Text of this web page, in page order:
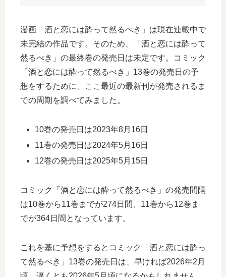
漫画「酒と恋には酔って然るべき」は現在連載中で
未完結の作品です。そのため、「酒と恋には酔って
然るべき」の最終巻の発売日は未定です。コミック
「酒と恋には酔って然るべき」13巻の発売日の予
想をするために、ここ最近の最新刊が発売されるま
での周期を調べてみました。
10巻の発売日は2023年8月16日
11巻の発売日は2024年5月16日
12巻の発売日は2025年5月15日
コミック「酒と恋には酔って然るべき」の発売間隔
は10巻から11巻までが274日間、11巻から12巻ま
でが364日間となっています。
これを基に予想をするとコミック「酒と恋には酔っ
て然るべき」13巻の発売日は、早ければ2026年2月